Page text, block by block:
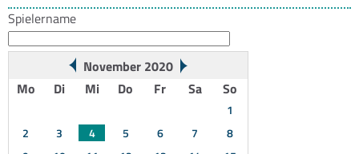
Spielername
November 2020
Mo
Di Mi Do Fr Sa So
1
2
3 4 5 6 7
8